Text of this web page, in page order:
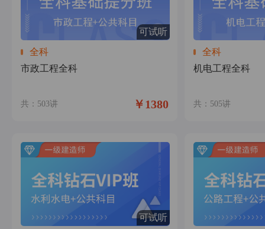
可试听
全科
市政工程全科
共：503讲 ￥1380
全科
机电工程全科
共：505讲
可试听